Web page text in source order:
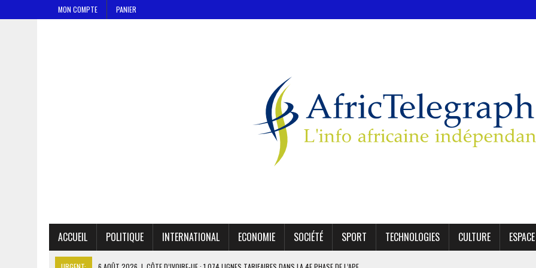
MON COMPTE PANIER
ACCUEIL POLITIQUE INTERNATIONAL ECONOMIE SOCIÉTÉ SPORT TECHNOLOGIES CULTURE